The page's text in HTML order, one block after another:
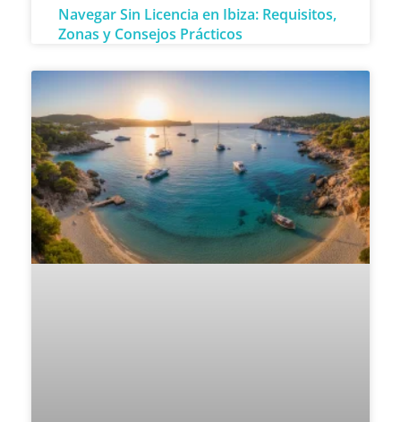
Navegar Sin Licencia en Ibiza: Requisitos,
Zonas y Consejos Prácticos